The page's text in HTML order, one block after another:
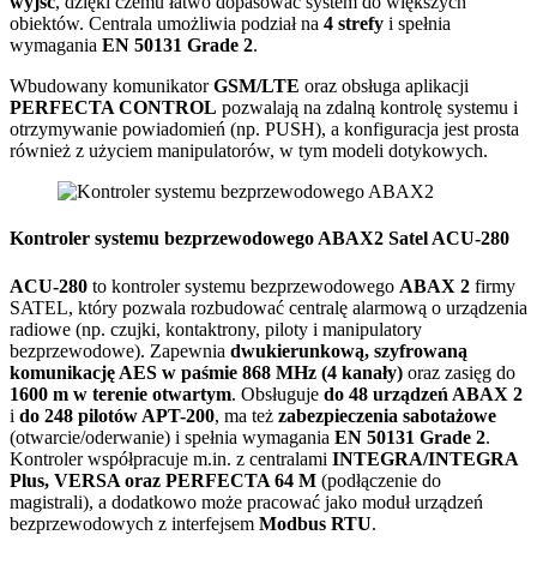
obiektów. Centrala umożliwia podział na 4 strefy i spełnia
wymagania EN 50131 Grade 2.
Wbudowany komunikatorGSM/LTE oraz obsługa aplikacji
PERFECTA CONTROL pozwalają na zdalną kontrolę systemu i
otrzymywanie powiadomień (np. PUSH), a konfiguracja jest prosta
również z użyciem manipulatorów, w tym modeli dotykowych.
Kontroler systemu bezprzewodowego ABAX2 Satel ACU-280
ACU-280 to kontroler systemu bezprzewodowego ABAX 2 firmy
SATEL, który pozwala rozbudować centralę alarmową o urządzenia
radiowe (np. czujki, kontaktrony, piloty i manipulatory
bezprzewodowe). Zapewnia dwukierunkową, szyfrowaną
komunikację AES w paśmie 868 MHz (4 kanały) oraz zasięg do
1600 m w terenie otwartym. Obsługuje do 48 urządzeń ABAX 2
i do 248 pilotów APT-200, ma też zabezpieczenia sabotażowe
(otwarcie/oderwanie) i spełnia wymagania EN 50131 Grade 2.
Kontroler współpracuje m.in. z centralami INTEGRA/INTEGRA
Plus, VERSA oraz PERFECTA 64 M (podłączenie do
magistrali), a dodatkowo może pracować jako moduł urządzeń
bezprzewodowych z interfejsem Modbus RTU.